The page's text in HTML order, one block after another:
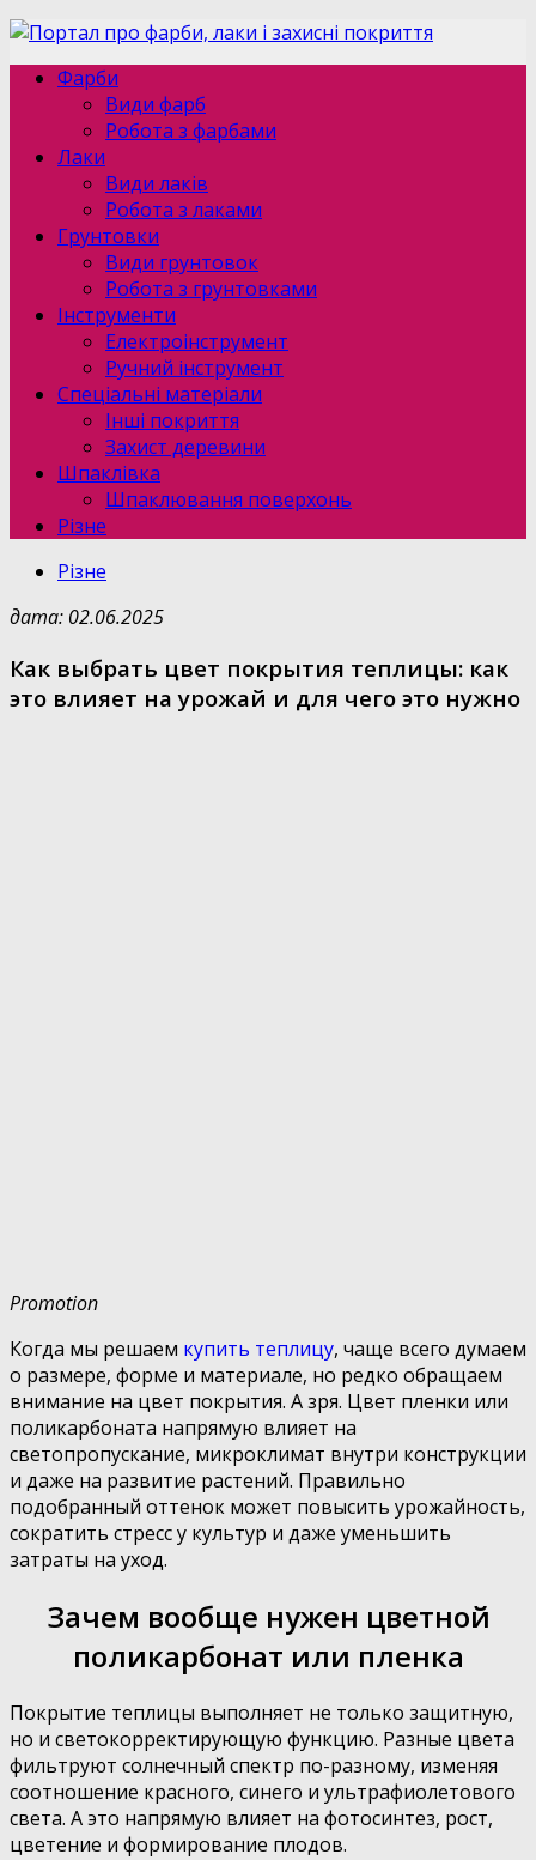
Фарби
Види фарб
Робота з фарбами
Лаки
Види лаків
Робота з лаками
Грунтовки
Види грунтовок
Робота з грунтовками
Інструменти
Електроінструмент
Ручний інструмент
Спеціальні матеріали
Інші покриття
Захист деревини
Шпаклівка
Шпаклювання поверхонь
Різне
Різне
дата: 02.06.2025
Как выбрать цвет покрытия теплицы: как
это влияет на урожай и для чего это нужно
Promotion
Когда мы решаем купить теплицу, чаще всего думаем
о размере, форме и материале, но редко обращаем
внимание на цвет покрытия. А зря. Цвет пленки или
поликарбоната напрямую влияет на
светопропускание, микроклимат внутри конструкции
и даже на развитие растений. Правильно
подобранный оттенок может повысить урожайность,
сократить стресс у культур и даже уменьшить
затраты на уход.
Зачем вообще нужен цветной
поликарбонат или пленка
Покрытие теплицы выполняет не только защитную,
но и светокорректирующую функцию. Разные цвета
фильтруют солнечный спектр по-разному, изменяя
соотношение красного, синего и ультрафиолетового
света. А это напрямую влияет на фотосинтез, рост,
цветение и формирование плодов.